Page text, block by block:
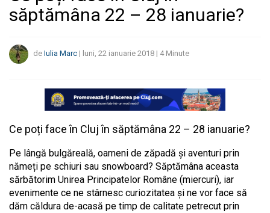
săptămâna 22 – 28 ianuarie?
de Iulia Marc | luni, 22 ianuarie 2018 | 4 Minute
Ce poți face în Cluj în săptămâna 22 – 28 ianuarie?
Pe lângă bulgăreală, oameni de zăpadă și aventuri prin
nămeți pe schiuri sau snowboard? Săptămâna aceasta
sărbătorim Unirea Principatelor Române (miercuri), iar
evenimente ce ne stârnesc curiozitatea și ne vor face să
dăm căldura de-acasă pe timp de calitate petrecut prin